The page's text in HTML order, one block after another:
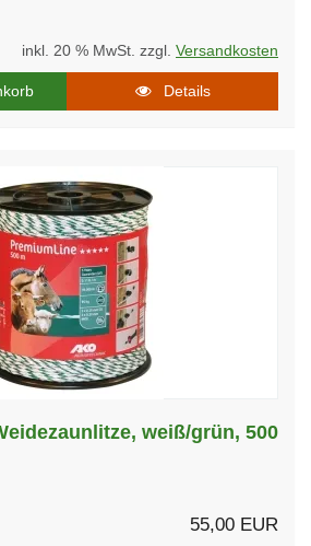
inkl. 20 % MwSt. zzgl. Versandkosten
Details
weiß/grün, 500
55,00 EUR